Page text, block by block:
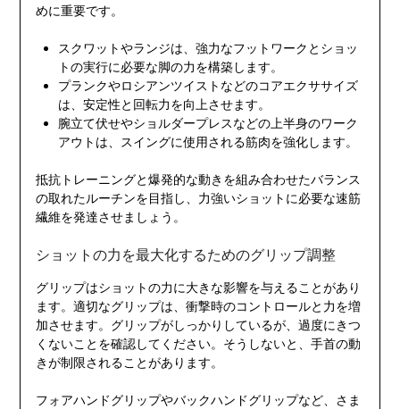
めに重要です。
スクワットやランジは、強力なフットワークとショッ
トの実行に必要な脚の力を構築します。
プランクやロシアンツイストなどのコアエクササイズ
は、安定性と回転力を向上させます。
腕立て伏せやショルダープレスなどの上半身のワーク
アウトは、スイングに使用される筋肉を強化します。
抵抗トレーニングと爆発的な動きを組み合わせたバランス
の取れたルーチンを目指し、力強いショットに必要な速筋
繊維を発達させましょう。
ショットの力を最大化するためのグリップ調整
グリップはショットの力に大きな影響を与えることがあり
ます。適切なグリップは、衝撃時のコントロールと力を増
加させます。グリップがしっかりしているが、過度にきつ
くないことを確認してください。そうしないと、手首の動
きが制限されることがあります。
フォアハンドグリップやバックハンドグリップなど、さま